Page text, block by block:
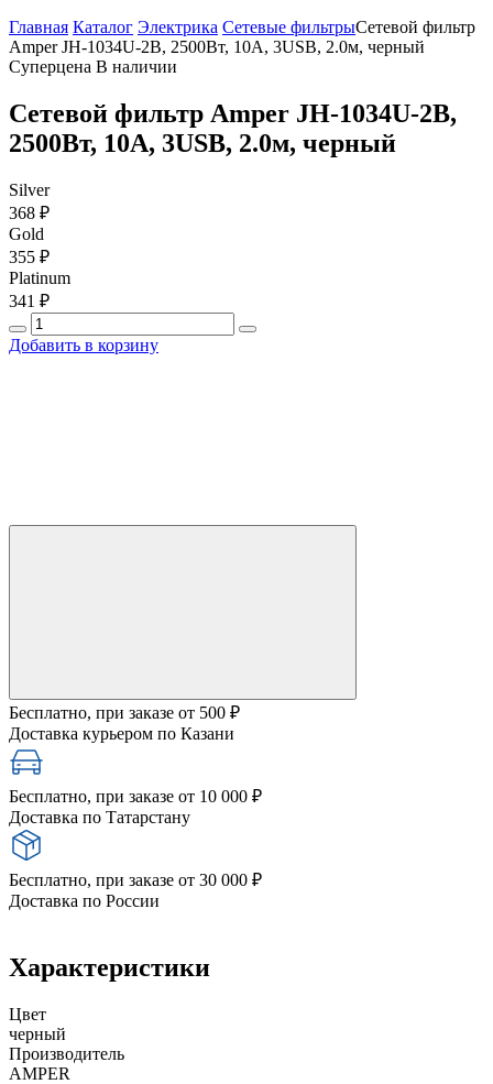
Главная Каталог Электрика Сетевые фильтрыСетевой фильтр
Amper JH-1034U-2B, 2500Вт, 10A, 3USB, 2.0м, черный
Суперцена В наличии
Сетевой фильтр Amper JH-1034U-2B,
2500Вт, 10A, 3USB, 2.0м, черный
Silver
368 ₽
Gold
355 ₽
Platinum
341 ₽
Добавить в корзину
Бесплатно, при заказе от 500 ₽
Доставка курьером по Казани
Бесплатно, при заказе от 10 000 ₽
Доставка по Татарстану
Бесплатно, при заказе от 30 000 ₽
Доставка по России
Характеристики
Цвет
черный
Производитель
AMPER